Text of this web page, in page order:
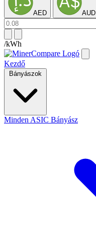
AED AUD
/kWh
Kezdő
Bányászok
Minden ASIC Bányász